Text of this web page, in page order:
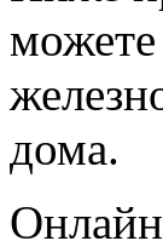
можете
дома.